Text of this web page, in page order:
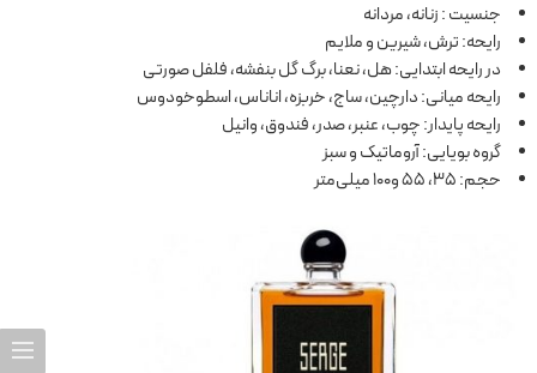
جنسیت : زنانه، مردانه
رایحه: ترش، شیرین و ملایم
در رایحه ابتدایی: هل، نعنا، برگ گل بنفشه، فلفل صورتی
رایحه میانی: دارچین، ساج، خربزه، اناناس، اسطوخودوس
رایحه پایدار: چوب، عنبر، صدر، فندوق، وانیل
گروه بویایی: آروماتیک و سبز
حجم: 35، 55 و100 میلی‌متر